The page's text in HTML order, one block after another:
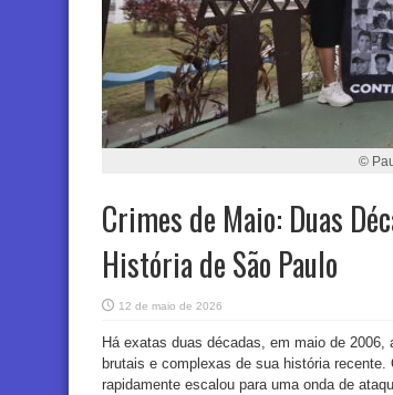
©
Crimes de Maio: Duas
História de São Paulo
12 de maio de 2026
Há exatas duas décadas, em maio de
brutais e complexas de sua história
rapidamente escalou para uma onda de